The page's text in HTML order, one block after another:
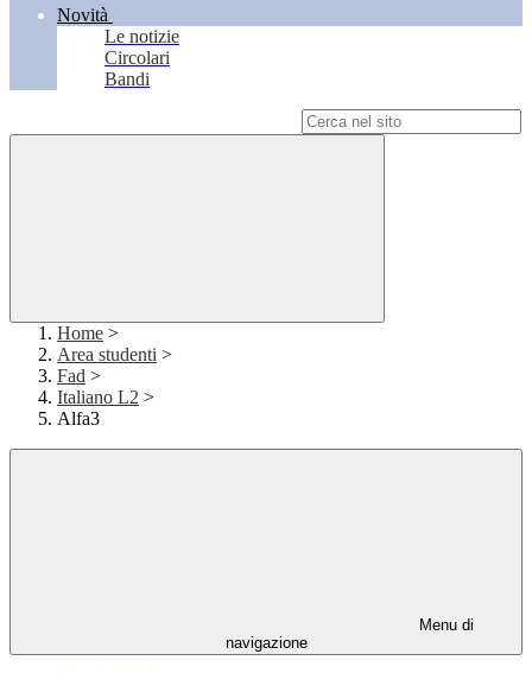
Novità
Le notizie
Circolari
Bandi
Home >
Area studenti >
Fad >
Italiano L2 >
Alfa3
Menu di
navigazione